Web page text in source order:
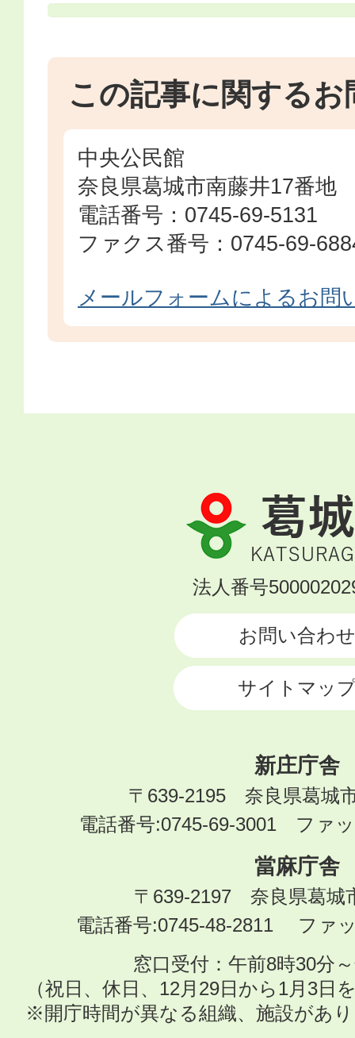
この記事に関するお
中央公民館
奈良県葛城市南藤井17番地
電話番号：0745-69-5131
ファクス番号：0745-69-
メールフォームによるお問
葛
城
市
KATSURAGI
法人番号
お問い合わせ
サイトマッ
新庄庁舎
〒639-2195 奈良県葛城
電話番号:0745-69-3001 ファ
當麻庁舎
〒639-2197 奈良県葛城
電話番号:0745-48-2811 ファ
窓口受付：午前8時30分
（祝日、休日、12月29日から1月3日
※開庁時間が異なる組織、施設があ